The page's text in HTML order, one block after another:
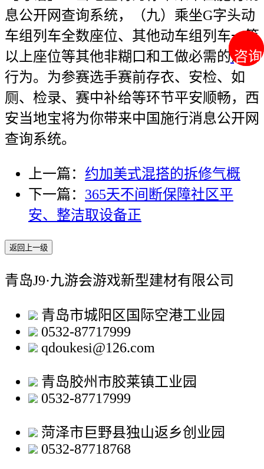
咨询
咨询
息公开网查询系统，（九）乘坐G字头动
车组列车全数座位、其他动车组列车一等
以上座位等其他非糊口和工做必需的消费
行为。为参赛选手赛前存衣、安检、如
厕、检录、赛中补给等环节平安顺畅，西
安当地宝将为你带来中国施行消息公开网
查询系统。
上一篇： 约加美式混搭的拆修气概
下一篇： 365天不间断保障社区平
安、整洁取设备正
返回上一级
青岛J9·九游会游戏新型建材有限公司
青岛市城阳区国际空港工业园
0532-87717999
qdoukesi@126.com
青岛胶州市胶莱镇工业园
0532-87717999
菏泽市巨野县独山返乡创业园
0532-87718768